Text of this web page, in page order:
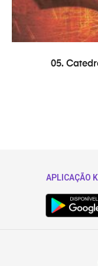
05.
APLICAÇÃO